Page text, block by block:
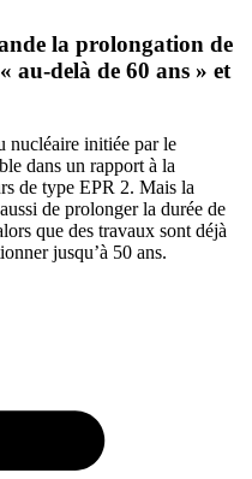
la prolongation de
au-delà de 60 ans » et
nucléaire initiée par le
dans un rapport à la
de type EPR 2. Mais la
de prolonger la durée de
que des travaux sont déjà
jusqu’à 50 ans.